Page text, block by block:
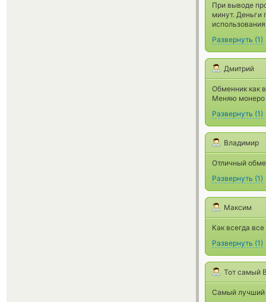
При выводе
минут. Деньги
Развернуть (1)
Дмитрий
Обменник как
Меняю монеро
Развернуть (1)
Владимир
Отличный
Развернуть (1)
Максим
Как всегда
Развернуть (1)
Тот самый
Самый лучший